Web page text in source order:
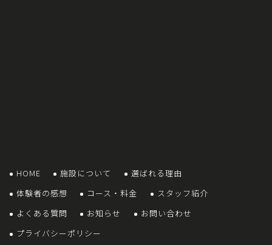
HOME 施設について
選ばれる理由
体験者の感想
コース・料金
スタッフ紹介
よくある質問
お知らせ
お問い合わせ
プライバシーポリシー